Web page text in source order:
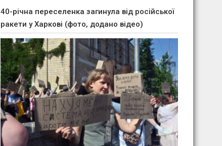
40-річна переселенка загинула від російської
ракети у Харкові (фото, додано відео)